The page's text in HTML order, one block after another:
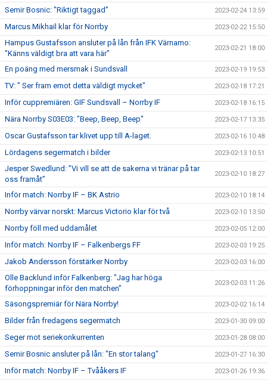
Semir Bosnic: "Riktigt taggad" 2023-02-24 13:59
Marcus Mikhail klar för Norrby 2023-02-22 15:50
Hampus Gustafsson ansluter på lån från IFK Värnamo:
"Känns väldigt bra att vara här"
2023-02-21 18:00
En poäng med mersmak i Sundsvall 2023-02-19 19:53
TV: " Ser fram emot detta väldigt mycket" 2023-02-18 17:21
Inför cuppremiären: GIF Sundsvall – Norrby IF 2023-02-18 16:15
Nära Norrby S03E03: "Beep, Beep, Beep" 2023-02-17 13:35
Oscar Gustafsson tar klivet upp till A-laget. 2023-02-16 10:48
Lördagens segermatch i bilder 2023-02-13 10:51
Jesper Swedlund: ”Vi vill se att de sakerna vi tränar på tar
oss framåt”
2023-02-10 18:27
Inför match: Norrby IF – BK Astrio 2023-02-10 18:14
Norrby värvar norskt: Marcus Victorio klar för två 2023-02-10 13:50
Norrby föll med uddamålet 2023-02-05 12:00
Inför match: Norrby IF – Falkenbergs FF 2023-02-03 19:25
Jakob Andersson förstärker Norrby 2023-02-03 16:00
Olle Backlund inför Falkenberg: "Jag har höga
förhoppningar inför den matchen"
2023-02-03 11:26
Säsongspremiär för Nära Norrby! 2023-02-02 16:14
Bilder från fredagens segermatch 2023-01-30 09:00
Seger mot seriekonkurrenten 2023-01-28 08:00
Semir Bosnic ansluter på lån: "En stor talang" 2023-01-27 16:30
Inför match: Norrby IF – Tvååkers IF 2023-01-26 19:36